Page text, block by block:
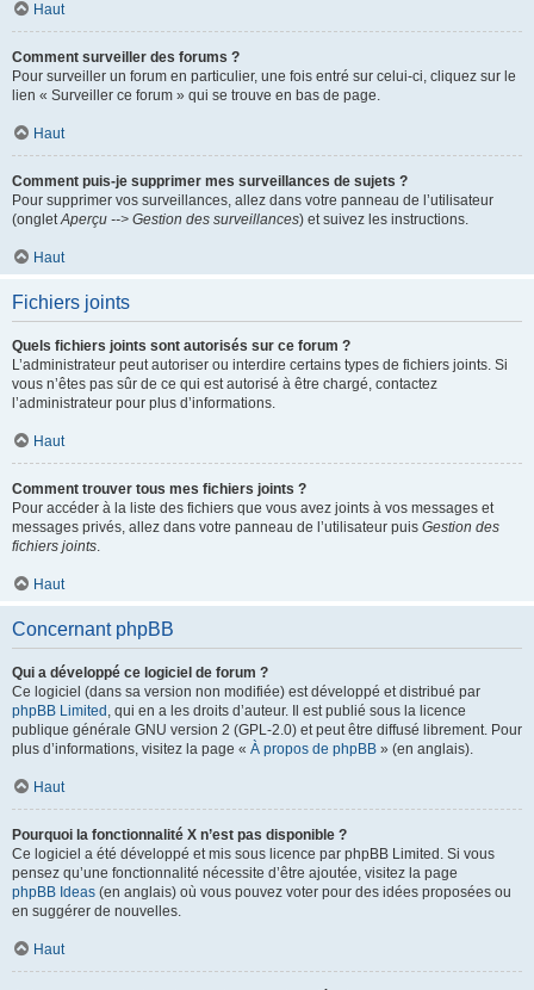
Haut
Comment surveiller des forums ?
Pour surveiller un forum en particulier, une fois entré sur celui-ci, cliquez sur le
lien « Surveiller ce forum » qui se trouve en bas de page.
Haut
Comment puis-je supprimer mes surveillances de sujets ?
Pour supprimer vos surveillances, allez dans votre panneau de l’utilisateur
(ongletAperçu --> Gestion des surveillances) et suivez les instructions.
Haut
Fichiers joints
Quels fichiers joints sont autorisés sur ce forum ?
L’administrateur peut autoriser ou interdire certains types de fichiers joints. Si
vous n’êtes pas sûr de ce qui est autorisé à être chargé, contactez
l’administrateur pour plus d’informations.
Haut
Comment trouver tous mes fichiers joints ?
Pour accéder à la liste des fichiers que vous avez joints à vos messages et
messages privés, allez dans votre panneau de l’utilisateur puis Gestion des
fichiers joints.
Haut
Concernant phpBB
Qui a développé ce logiciel de forum ?
Ce logiciel (dans sa version non modifiée) est développé et distribué par
phpBB Limited , qui en a les droits d’auteur. Il est publié sous la licence
publique générale GNU version 2 (GPL-2.0) et peut être diffusé librement. Pour
plus d’informations, visitez la page « À propos de phpBB » (en anglais).
Haut
Pourquoi la fonctionnalité X n’est pas disponible ?
Ce logiciel a été développé et mis sous licence par phpBB Limited. Si vous
pensez qu’une fonctionnalité nécessite d’être ajoutée, visitez la page
phpBB Ideas (en anglais) où vous pouvez voter pour des idées proposées ou
en suggérer de nouvelles.
Haut